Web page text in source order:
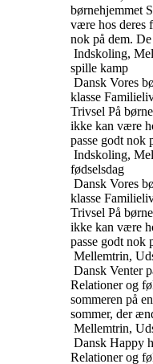
børnehjemmet
være hos deres
nok på dem.
Indskoling,
spille kamp
Dansk Vores
klasse
Trivsel På
ikke kan være
passe godt nok
Indskoling,
fødselsdag
Dansk Vores
klasse
Trivsel På
ikke kan være
passe godt nok
Mellemtrin,
Dansk Venter
Relationer og
sommeren på
sommer, der
Mellemtrin,
Dansk Happy
Relationer og